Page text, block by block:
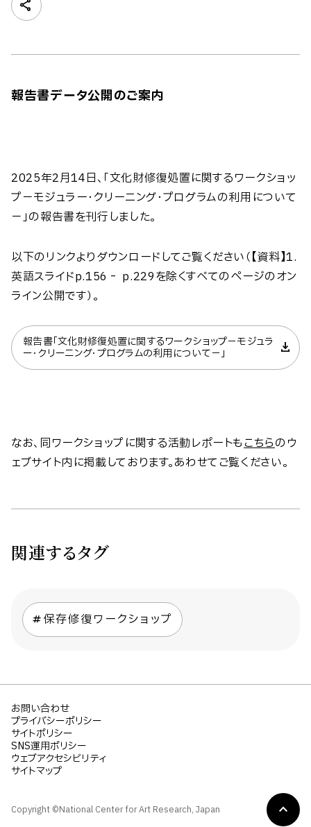
報告書データ公開のご案内
2025年2月14日、「文化財修復処置に関するワークショッ
プ－モジュラー・クリーニング・プログラムの利用について
－」の報告書を刊行しました。
以下のリンクよりダウンロードしてご覧ください（【資料】1.
英語スライドp.156‐ p.229を除くすべてのページのオン
ライン公開です）。
報告書「文化財修復処置に関するワークショップ－モジュラ
ー・クリーニング・プログラムの利用について－」
なお、同ワークショップに関する活動レポートもこちらのウ
ェブサイト内に掲載しております。あわせてご覧ください。
関連するタグ
保存修復ワークショップ
Copyright ©National Center for Art Research, Japan
お問い合わせ
プライバシーポリシー
サイトポリシー
SNS運用ポリシー
ウェブアクセシビリティ
サイトマップ